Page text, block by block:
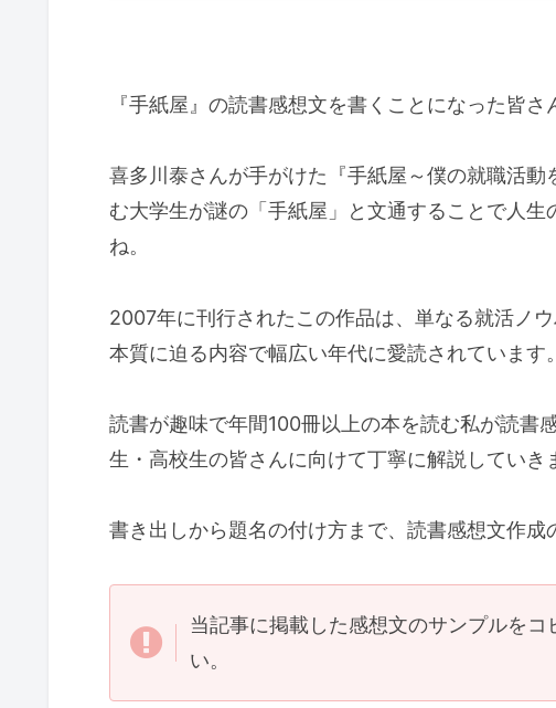
『手紙屋』の読書感想文を書くことになった皆さ
喜多川泰さんが手がけた『手紙屋～僕の就職活
む大学生が謎の「手紙屋」と文通することで人
ね。
2007年に刊行されたこの作品は、単なる就活ノ
本質に迫る内容で幅広い年代に愛読されています。
読書が趣味で年間100冊以上の本を読む私が読書
生・高校生の皆さんに向けて丁寧に解説していき
書き出しから題名の付け方まで、読書感想文作成
当記事に掲載した感想文のサンプルを
い。